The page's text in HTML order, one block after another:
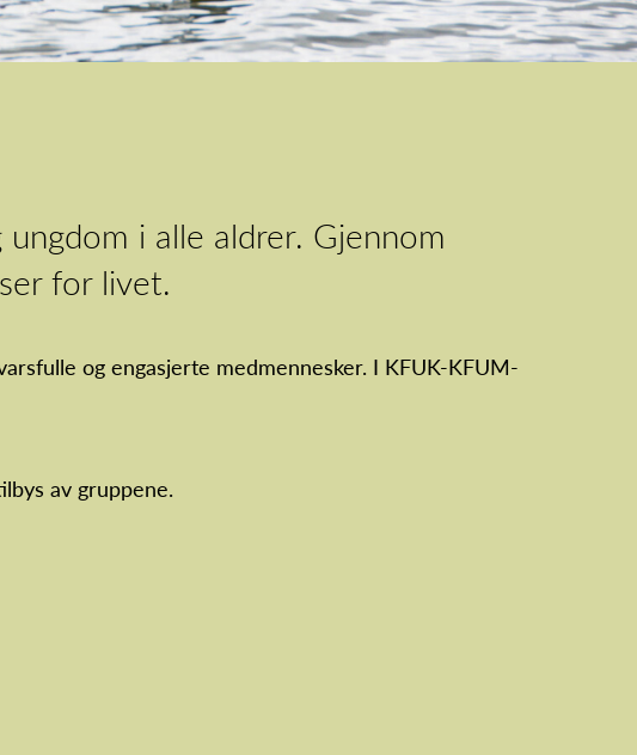
i alle aldrer. Gjennom
for livet.
og engasjerte medmennesker. I KFUK-KFUM-
av gruppene.